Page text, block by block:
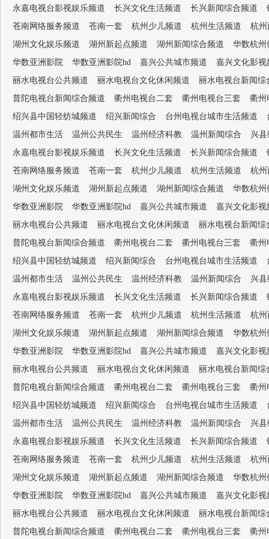
永嘉电视台影视娱乐频道 长兴文化生活频道 长兴新闻综合频道
苍南网络服务频道
苍南一套 杭州少儿频道 杭州生活频道
杭州
湖州文化娱乐频道
湖州新起点频道 湖州新闻综合频道
华数杭州
华数亚洲影院
华数亚洲影院hd 嘉兴公共城市频道
嘉兴文化影视
丽水电视台公共频道
丽水电视台文化休闲频道
丽水电视台新闻综
普陀电视台新闻综合频道
衢州电视台二套 衢州电视台三套
衢州
绍兴县中国轻纺城频道
绍兴新闻综合 台州电视台城市生活频道
温州都市生活
温州公共民生 温州经济科教 温州新闻综合
兴
永嘉电视台影视娱乐频道
长兴文化生活频道 长兴新闻综合频道
苍南网络服务频道
苍南一套 杭州少儿频道 杭州生活频道
杭州
湖州文化娱乐频道
湖州新起点频道 湖州新闻综合频道
华数杭州
华数亚洲影院
华数亚洲影院hd 嘉兴公共城市频道
嘉兴文化影视
丽水电视台公共频道
丽水电视台文化休闲频道
丽水电视台新闻综
普陀电视台新闻综合频道
衢州电视台二套 衢州电视台三套
衢州
绍兴县中国轻纺城频道
绍兴新闻综合 台州电视台城市生活频道
温州都市生活
温州公共民生 温州经济科教 温州新闻综合
兴
永嘉电视台影视娱乐频道
长兴文化生活频道 长兴新闻综合频道
苍南网络服务频道
苍南一套 杭州少儿频道 杭州生活频道
杭州
湖州文化娱乐频道
湖州新起点频道 湖州新闻综合频道
华数杭州
华数亚洲影院
华数亚洲影院hd 嘉兴公共城市频道
嘉兴文化影视
丽水电视台公共频道
丽水电视台文化休闲频道
丽水电视台新闻综
普陀电视台新闻综合频道
衢州电视台二套 衢州电视台三套
衢州
绍兴县中国轻纺城频道
绍兴新闻综合 台州电视台城市生活频道
温州都市生活
温州公共民生 温州经济科教 温州新闻综合
兴
永嘉电视台影视娱乐频道
长兴文化生活频道 长兴新闻综合频道
苍南网络服务频道
苍南一套 杭州少儿频道 杭州生活频道
杭州
湖州文化娱乐频道
湖州新起点频道 湖州新闻综合频道
华数杭州
华数亚洲影院
华数亚洲影院hd 嘉兴公共城市频道
嘉兴文化影视
丽水电视台公共频道
丽水电视台文化休闲频道
丽水电视台新闻综
普陀电视台新闻综合频道
衢州电视台二套 衢州电视台三套 衢州